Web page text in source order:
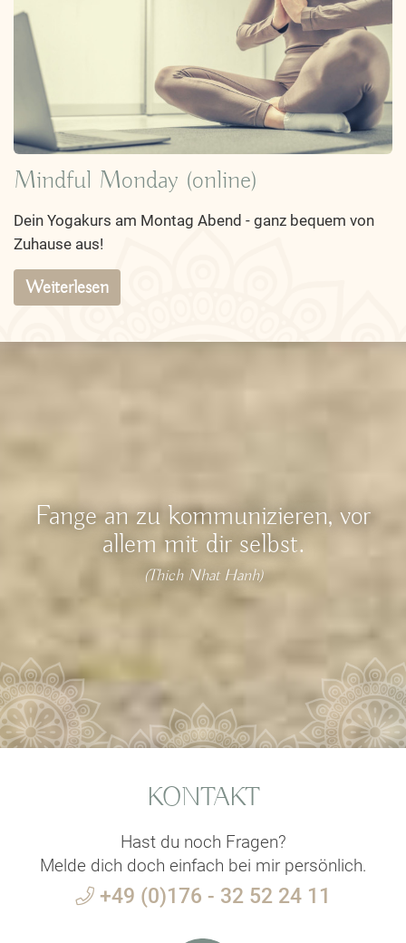
Mindful Monday (online)
Dein Yogakurs am Montag Abend - ganz bequem von
Zuhause aus!
Weiterlesen
Fange an zu kommunizieren, vor
allem mit dir selbst.
(Thich Nhat Hanh)
KONTAKT
Hast du noch Fragen?
Melde dich doch einfach bei mir persönlich.
+49 (0)176 - 32 52 24 11